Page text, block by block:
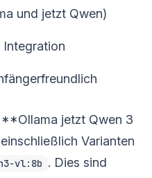
und jetzt Qwen)
Integration
jetzt Qwen 3
Varianten
vl:8b . Dies sind